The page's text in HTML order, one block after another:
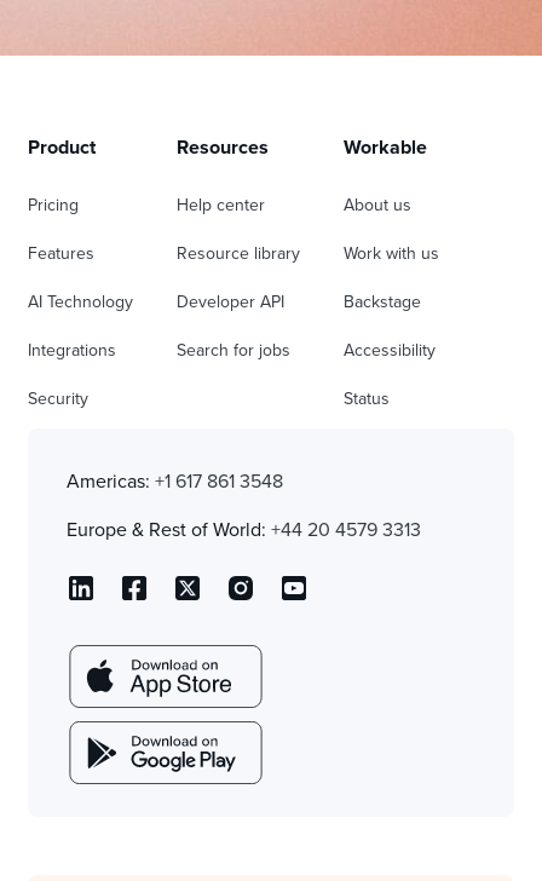
Product
Pricing
Features
AI Technology
Integrations
Security
Resources
Help center
Resource library
Developer API
Search for jobs
Workable
About us
Work with us
Backstage
Accessibility
Status
Americas: +1 617 861 3548
Europe & Rest of World: +44 20 4579 3313